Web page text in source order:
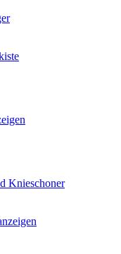
Knieschoner